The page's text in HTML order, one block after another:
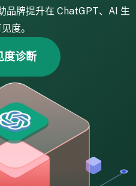
品牌提升在 ChatGPT、AI 生
度。
度诊断